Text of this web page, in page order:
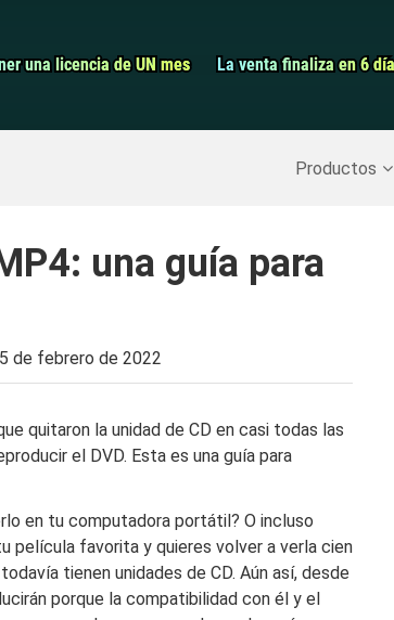
una licencia de UN mes
una licencia de UN mes La venta finaliza en 6
La venta finaliza en 6
Productos
Grabador
Copia de seguridad del
una guía para
de febrero de 2022
quitaron la unidad de CD en casi todas las
el DVD. Esta es una guía para
en tu computadora portátil? O incluso
película favorita y quieres volver a verla cien
tienen unidades de CD. Aún así, desde
porque la compatibilidad con él y el